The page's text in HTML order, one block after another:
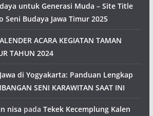
untuk Generasi Muda – Site Title
Seni Budaya Jawa Timur 2025
ACARA KEGIATAN TAMAN
TAHUN 2024
di Yogyakarta: Panduan Lengkap
SENI KARAWITAN SAAT INI
nisa pada Tekek Kecemplung Kalen